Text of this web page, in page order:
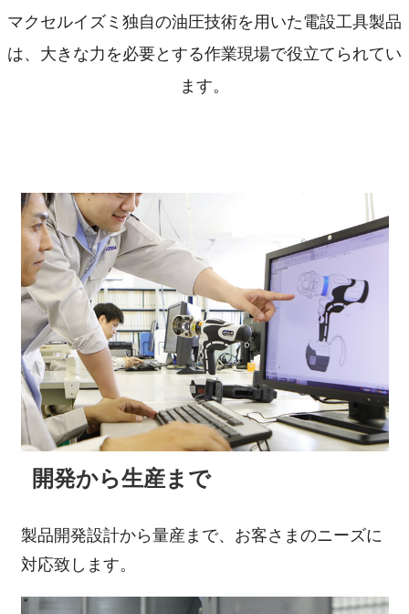
マクセルイズミ独自の油圧技術を用いた電設工具製品
は、大きな力を必要とする作業現場で役立てられてい
ます。
開発から生産まで
製品開発設計から量産まで、お客さまのニーズに
対応致します。